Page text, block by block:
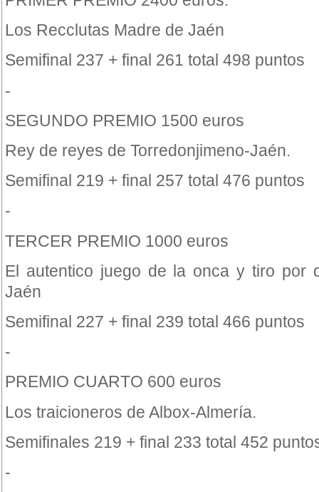
Los Recclutas Madre de Jaén
Semifinal 237 + final 261 total 498 puntos
-
SEGUNDO PREMIO 1500 euros
Rey de reyes de Torredonjimeno-Jaén.
Semifinal 219 + final 257 total 476 puntos
-
TERCER PREMIO 1000 euros
El autentico juego de la onca y tiro por
Jaén
Semifinal 227 + final 239 total 466 puntos
-
PREMIO CUARTO 600 euros
Los traicioneros de Albox-Almería.
Semifinales 219 + final 233 total 452
-